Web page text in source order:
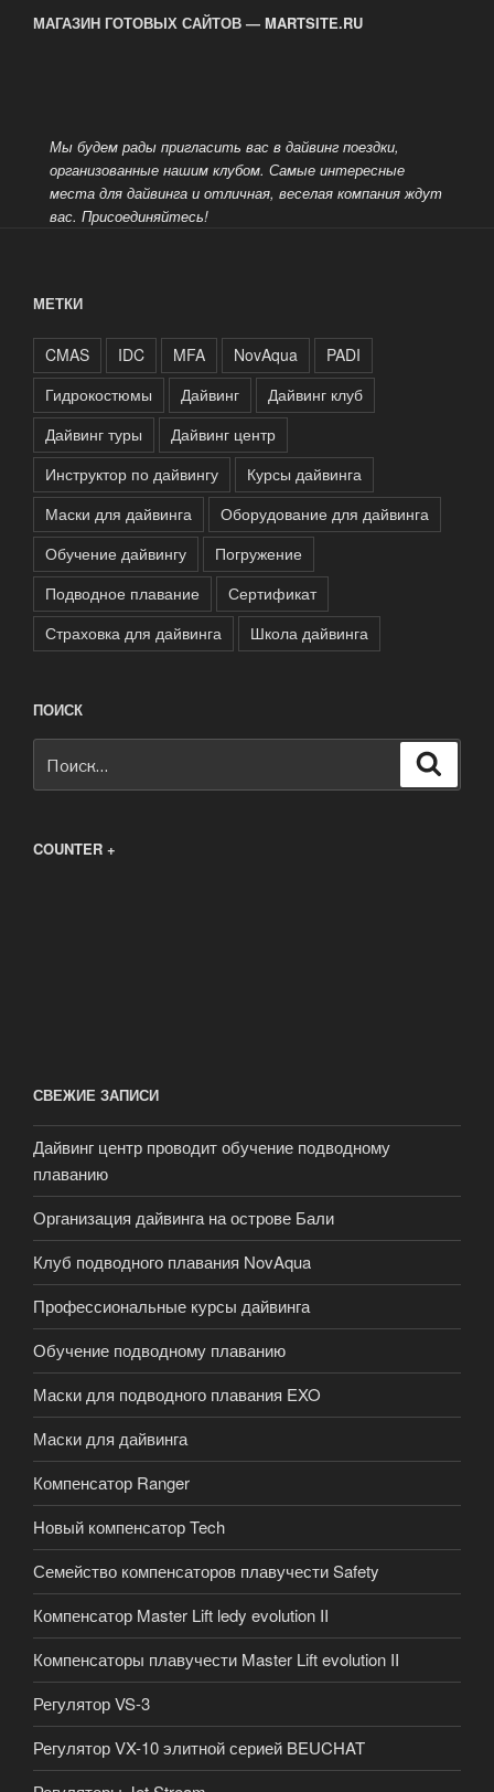
МАГАЗИН ГОТОВЫХ САЙТОВ — MARTSITE.RU
Мы будем рады пригласить вас в дайвинг поездки,
организованные нашим клубом. Самые интересные
места для дайвинга и отличная, веселая компания ждут
вас. Присоединяйтесь!
МЕТКИ
CMAS IDC MFA NovAqua
PADI
Гидрокостюмы
Дайвинг
Дайвинг клуб
Дайвинг туры
Дайвинг центр
Инструктор по дайвингу
Курсы дайвинга
Маски для дайвинга
Оборудование для дайвинга
Обучение дайвингу
Погружение
Подводное плавание
Сертификат
Страховка для дайвинга
Школа дайвинга
ПОИСК
COUNTER +
СВЕЖИЕ ЗАПИСИ
Дайвинг центр проводит обучение подводному
плаванию
Организация дайвинга на острове Бали
Клуб подводного плавания NovAqua
Профессиональные курсы дайвинга
Обучение подводному плаванию
Маски для подводного плавания EXO
Маски для дайвинга
Компенсатор Ranger
Новый компенсатор Tech
Семейство компенсаторов плавучести Safety
Компенсатор Master Lift ledy evolution II
Компенсаторы плавучести Master Lift evolution II
Регулятор VS-3
Регулятор VX-10 элитной серией BEUCHAT